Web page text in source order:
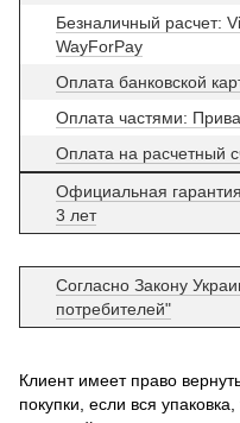
Безналичный расчет:
WayForPay
Оплата банковской
Оплата частями:
Оплата на расчетный
Официальная
3 лет
Согласно Закону
потребителей"
Клиент имеет право
покупки, если вся